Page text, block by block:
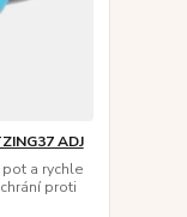
ADJ
a rychle
proti